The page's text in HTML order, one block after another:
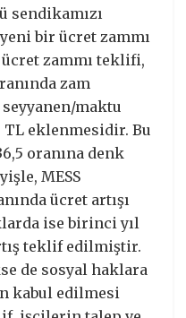
sendikamızı
bir ücret zammı
zammı teklifi,
zam
seyyanen/maktu
eklenmesidir. Bu
oranına denk
MESS
ücret artışı
ise birinci yıl
teklif edilmiştir.
de sosyal haklara
kabul edilmesi